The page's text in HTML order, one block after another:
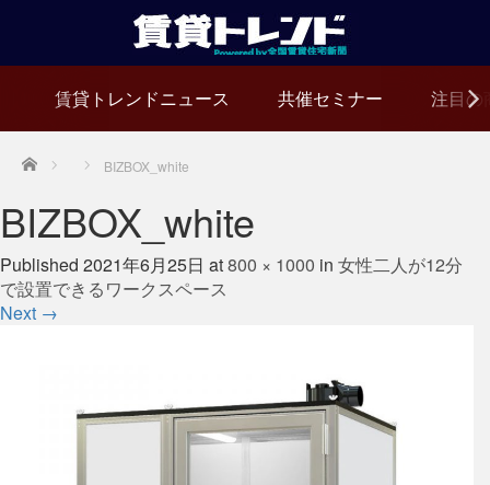
賃貸トレンドニュース 共催セミナー 注目の
Home BIZBOX_white
BIZBOX_white
Published 2021年6月25日 at800 × 1000 in 女性二人が12分
で設置できるワークスペース
Next →